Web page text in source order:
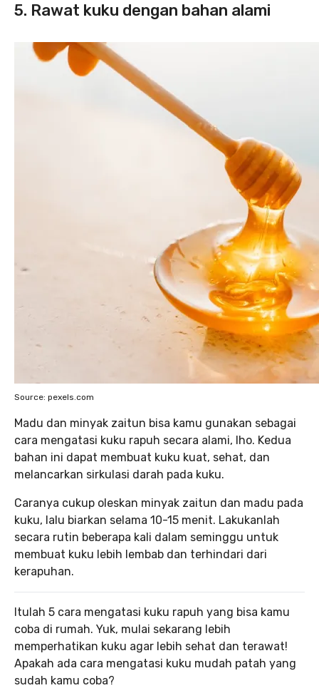
5. Rawat kuku dengan bahan alami
Source: pexels.com
Madu dan minyak zaitun bisa kamu gunakan sebagai
cara mengatasi kuku rapuh secara alami, lho. Kedua
bahan ini dapat membuat kuku kuat, sehat, dan
melancarkan sirkulasi darah pada kuku.
Caranya cukup oleskan minyak zaitun dan madu pada
kuku, lalu biarkan selama 10-15 menit. Lakukanlah
secara rutin beberapa kali dalam seminggu untuk
membuat kuku lebih lembab dan terhindari dari
kerapuhan.
Itulah 5 cara mengatasi kuku rapuh yang bisa kamu
coba di rumah. Yuk, mulai sekarang lebih
memperhatikan kuku agar lebih sehat dan terawat!
Apakah ada cara mengatasi kuku mudah patah yang
sudah kamu coba?